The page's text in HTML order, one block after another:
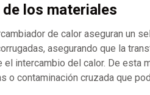
los materiales
de calor aseguran un
asegurando que la
el intercambio del calor. De esta
o contaminación cruzada que